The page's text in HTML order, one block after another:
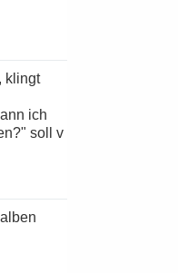
ich
soll v